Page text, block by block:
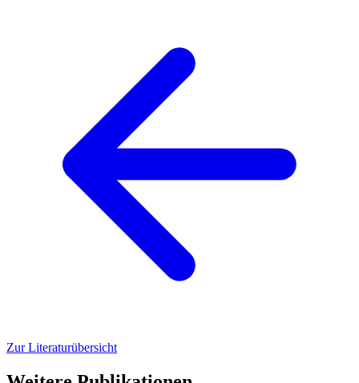
Zur Literaturübersicht